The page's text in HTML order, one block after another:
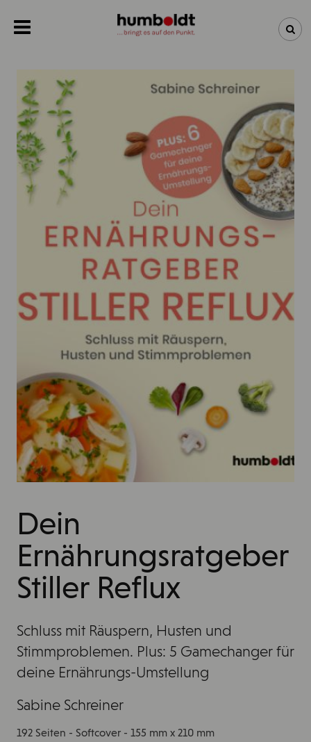
BÜCHER
ÜBER UNS
Dein
Ernährungsratgeber
Stiller Reflux
Schluss mit Räuspern, Husten und
Stimmproblemen. Plus: 5 Gamechanger für
deine Ernährungs-Umstellung
Sabine Schreiner
192 Seiten - Softcover - 155 mm x 210 mm